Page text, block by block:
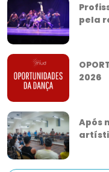
pela
2026
Após